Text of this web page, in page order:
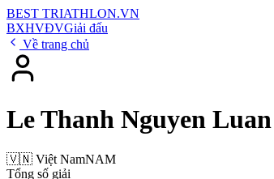
BEST TRIATHLON.VN
BXHVĐVGiải đấu
Về trang chủ
Le Thanh Nguyen Luan
🇻🇳 Việt NamNAM
Tổng số giải